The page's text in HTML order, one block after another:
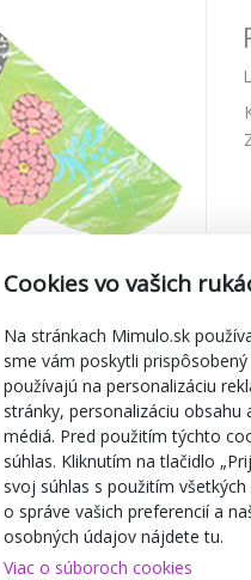
Cookies vo vašich
Na stránkach Mimulo.sk
sme vám poskytli
používajú na personalizáciu
stránky, personalizáciu obsahu
médiá. Pred použitím týchto
súhlas. Kliknutím na tlačidlo
svoj súhlas s použitím
o správe vašich preferencií a
osobných údajov nájdete tu.
Viac o súboroch cookies